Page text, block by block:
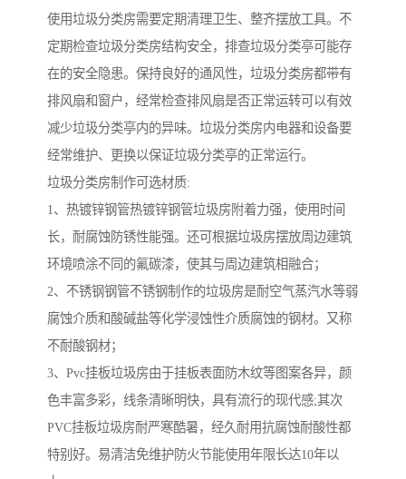
使用垃圾分类房需要定期清理卫生、整齐摆放工具。不
定期检查垃圾分类房结构安全，排查垃圾分类亭可能存
在的安全隐患。保持良好的通风性，垃圾分类房都带有
排风扇和窗户，经常检查排风扇是否正常运转可以有效
减少垃圾分类亭内的异味。垃圾分类房内电器和设备要
经常维护、更换以保证垃圾分类亭的正常运行。
垃圾分类房制作可选材质:
1、热镀锌钢管热镀锌钢管垃圾房附着力强，使用时间
长，耐腐蚀防锈性能强。还可根据垃圾房摆放周边建筑
环境喷涂不同的氟碳漆，使其与周边建筑相融合；
2、不锈钢钢管不锈钢制作的垃圾房是耐空气蒸汽水等弱
腐蚀介质和酸碱盐等化学浸蚀性介质腐蚀的钢材。又称
不耐酸钢材；
3、Pvc挂板垃圾房由于挂板表面防木纹等图案各异，颜
色丰富多彩，线条清晰明快，具有流行的现代感;其次
PVC挂板垃圾房耐严寒酷暑，经久耐用抗腐蚀耐酸性都
特别好。易清洁免维护防火节能使用年限长达10年以